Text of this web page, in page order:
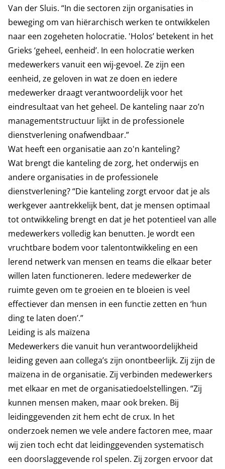
Van der Sluis. “In die sectoren zijn organisaties in
beweging om van hiërarchisch werken te ontwikkelen
naar een zogeheten holocratie. 'Holos’ betekent in het
Grieks ‘geheel, eenheid’. In een holocratie werken
medewerkers vanuit een wij-gevoel. Ze zijn een
eenheid, ze geloven in wat ze doen en iedere
medewerker draagt verantwoordelijk voor het
eindresultaat van het geheel. De kanteling naar zo’n
managementstructuur lijkt in de professionele
dienstverlening onafwendbaar.”
Wat heeft een organisatie aan zo'n kanteling?
Wat brengt die kanteling de zorg, het onderwijs en
andere organisaties in de professionele
dienstverlening? “Die kanteling zorgt ervoor dat je als
werkgever aantrekkelijk bent, dat je mensen optimaal
tot ontwikkeling brengt en dat je het potentieel van alle
medewerkers volledig kan benutten. Je wordt een
vruchtbare bodem voor talentontwikkeling en een
lerend netwerk van mensen en teams die elkaar beter
willen laten functioneren. Iedere medewerker de
ruimte geven om te groeien en te bloeien is veel
effectiever dan mensen in een functie zetten en ‘hun
ding te laten doen’.”
Leiding is als maïzena
Medewerkers die vanuit hun verantwoordelijkheid
leiding geven aan collega’s zijn onontbeerlijk. Zij zijn de
maïzena in de organisatie. Zij verbinden medewerkers
met elkaar en met de organisatiedoelstellingen. “Zij
kunnen mensen maken, maar ook breken. Bij
leidinggevenden zit hem echt de crux. In het
onderzoek nemen we vele andere factoren mee, maar
wij zien toch echt dat leidinggevenden systematisch
een doorslaggevende rol spelen. Zij zorgen ervoor dat